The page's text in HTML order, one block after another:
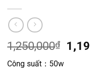
1,250,000₫
Công suất：50w